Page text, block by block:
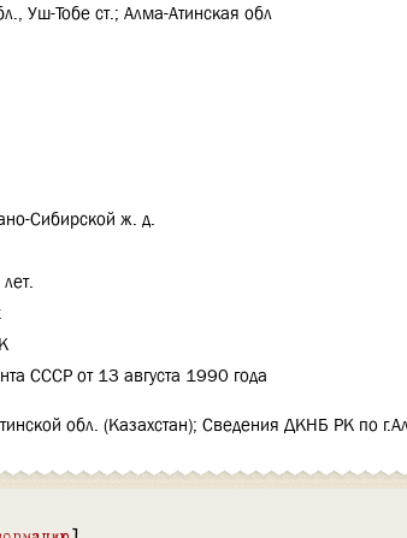
Уш-Тобе ст.; Алма-Атинская обл
Сибирской ж. д.
СССР от 13 августа 1990 года
обл. (Казахстан); Сведения ДКНБ РК по